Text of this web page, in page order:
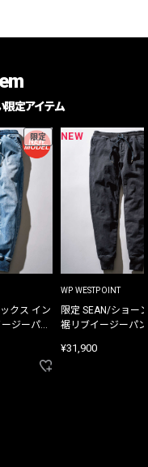
限定アイテム
限定
クス イン
ジーパン
NEW
WP WESTPOINT
限定 SEAN/ショー
裾リブイージーパ
¥31,900